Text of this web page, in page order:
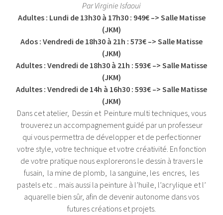
Par Virginie Isfaoui
Adultes : Lundi de 13h30 à 17h30 : 949€ –> Salle Matisse
(JKM)
Ados : Vendredi de 18h30 à 21h : 573€ –> Salle Matisse
(JKM)
Adultes : Vendredi de 18h30 à 21h : 593€ –> Salle Matisse
(JKM)
Adultes : Vendredi de 14h à 16h30 : 593€ –> Salle Matisse
(JKM)
Dans cet atelier, Dessin et Peinture multi techniques, vous
trouverez un accompagnement guidé par un professeur
qui vous permettra de développer et de perfectionner
votre style, votre technique et votre créativité. En fonction
de votre pratique nous explorerons le dessin à travers le
fusain, la mine de plomb, la sanguine, les encres, les
pastels etc .. mais aussi la peinture à l’huile, l’acrylique et l’
aquarelle bien sûr, afin de devenir autonome dans vos
futures créations et projets.